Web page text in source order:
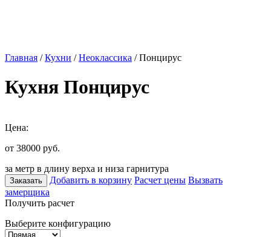
Главная /Кухни /Неоклассика / Понцирус
Кухня Понцирус
Цена:
от 38000 руб.
за метр в длину верха и низа гарнитура
Заказать Добавить в корзину Расчет цены Вызвать
замерщика
Получить расчет
Выберите конфигурацию